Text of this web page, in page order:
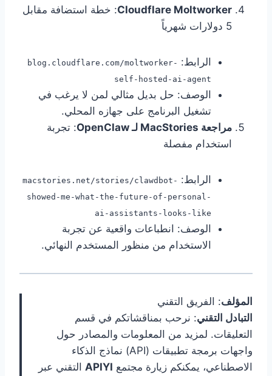
Cloudflare Moltworker: خطة استضافة مقابل
5 دولارات شهرياً
الرابط: blog.cloudflare.com/moltworker-
self-hosted-ai-agent
الوصف: حل بديل مثالي لمن لا يرغب في
تشغيل البرنامج على جهازه المحلي.
مراجعة MacStories لـ OpenClaw
: تجربة
استخدام مفصلة
الرابط: macstories.net/stories/clawdbot-
showed-me-what-the-future-of-personal-
ai-assistants-looks-like
الوصف: انطباعات واقعية عن تجربة
الاستخدام من منظور المستخدم النهائي.
المؤلف: الفريق التقني
التبادل التقني: نرحب بمناقشاتكم في قسم
التعليقات. لمزيد من المعلومات والمصادر حول
واجهات برمجة تطبيقات (API) نماذج الذكاء
الاصطناعي، يمكنكم زيارة مجتمع APIYI التقني عبر